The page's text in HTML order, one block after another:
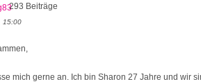
293 Beiträge
15:00
mich gerne an. Ich bin Sharon 27 Jahre und wir